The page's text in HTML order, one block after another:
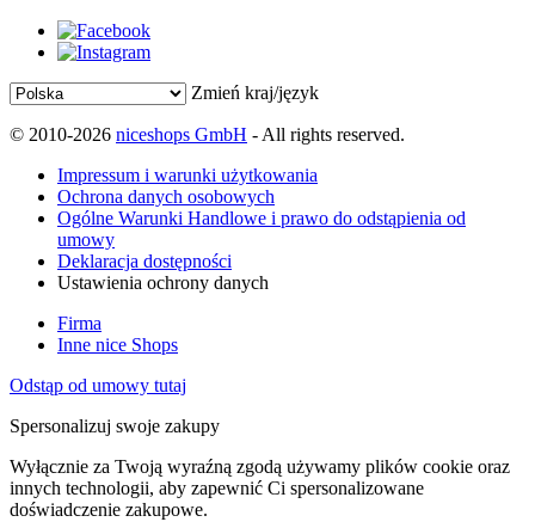
Zmień kraj/język
© 2010-2026 niceshops GmbH - All rights reserved.
Impressum i warunki użytkowania
Ochrona danych osobowych
Ogólne Warunki Handlowe i prawo do odstąpienia od
umowy
Deklaracja dostępności
Ustawienia ochrony danych
Firma
Inne nice Shops
Odstąp od umowy tutaj
Spersonalizuj swoje zakupy
Wyłącznie za Twoją wyraźną zgodą używamy plików cookie oraz
innych technologii, aby zapewnić Ci spersonalizowane
doświadczenie zakupowe.